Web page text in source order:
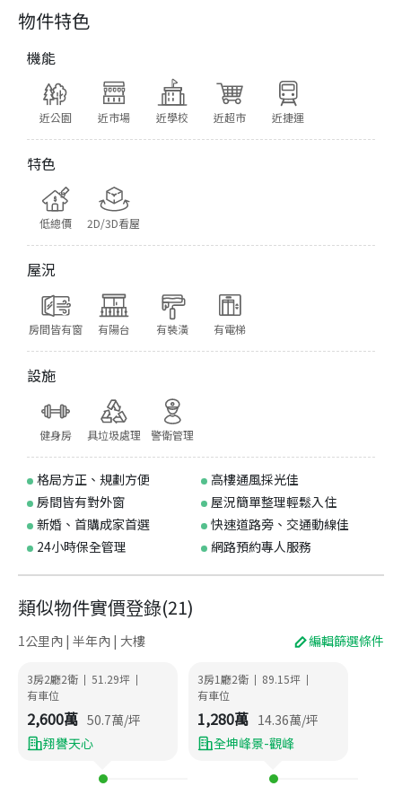
物件特色
機能
近公園 近市場 近學校 近超市 近捷運
特色
低總價 2D/3D看屋
屋況
房間皆有窗 有陽台 有裝潢 有電梯
設施
健身房 具垃圾處理 警衛管理
格局方正、規劃方便
高樓通風採光佳
房間皆有對外窗
屋況簡單整理輕鬆入住
新婚、首購成家首選
快速道路旁、交通動線佳
24小時保全管理
網路預約專人服務
類似物件實價登錄(21)
1公里內 | 半年內 | 大樓 編輯篩選條件
3房2廳2衛 | 51.29坪 |
有車位
2,600萬 50.7萬/坪
翔譽天心
3房1廳2衛 | 89.15坪 |
有車位
1,280萬 14.36萬/坪
全坤峰景-觀峰